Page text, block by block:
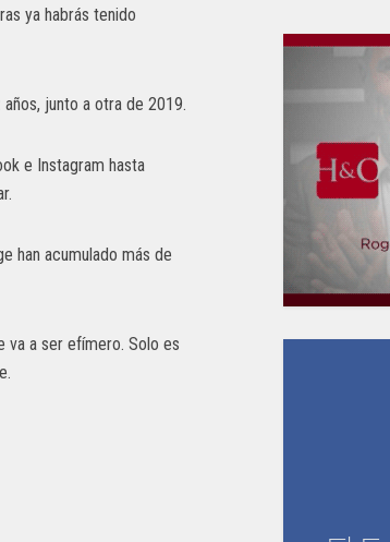
ya habrás tenido
junto a otra de 2019.
e Instagram hasta
han acumulado más de
va a ser efímero. Solo es